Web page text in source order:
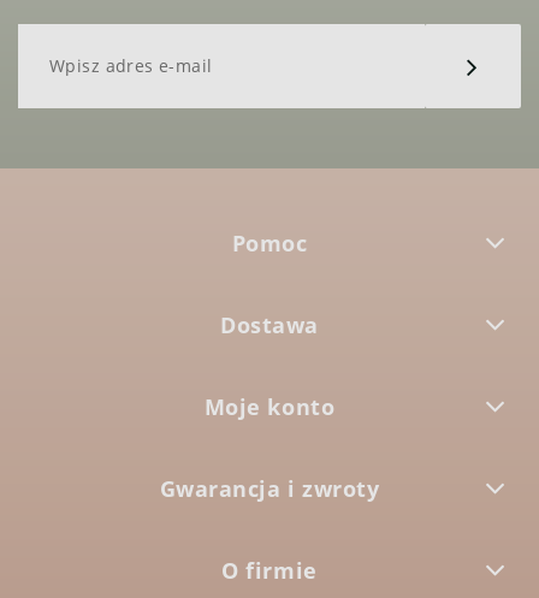
Pomoc
Dostawa
Moje konto
Gwarancja i zwroty
O firmie